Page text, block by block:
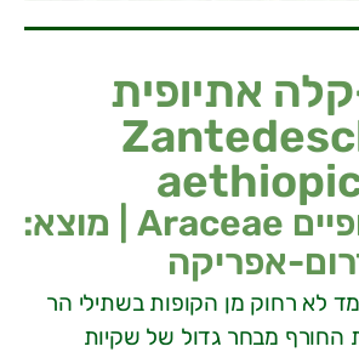
אתיופית
משפחה: לופיים Araceae | מוצא:
אפריקה
לא רחוק מן הקופות בשתילי הר
החורף מבחר גדול של שקיות